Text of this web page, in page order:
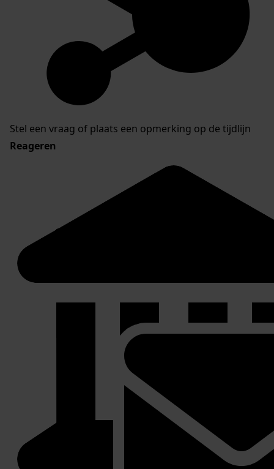
Stel een vraag of plaats een opmerking op de tijdlijn
Reageren